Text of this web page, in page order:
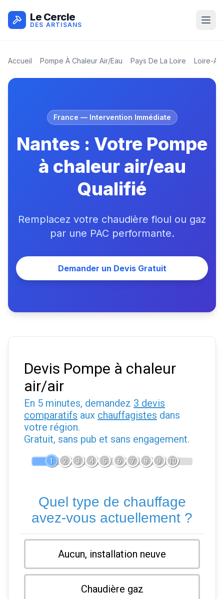
Le Cercle
DES ARTISANS
Accueil Pompe À Chaleur Air/eau Pays De La Loire Loire-
France — Intervention Immédiate
Nantes : Votre Pompe
à chaleur air/eau
Qualifié
Remplacez votre chaudière fioul ou gaz
par une PAC performante.
Demander un Devis Gratuit
Devis Pompe à chaleur
air/air
En 5 minutes, demandez 3 devis
comparatifs aux chauffagistes dans
votre région.
Gratuit, sans pub et sans engagement.
1 2 3 4 5 6 7 8 9 10
Quel type de chauffage
avez-vous actuellement ?
Aucun, installation neuve
Chaudière gaz